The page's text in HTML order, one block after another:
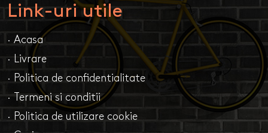
Link-uri utile
· Acasa
· Livrare
· Politica de confidentialitate
· Termeni si conditii
· Politica de utilizare cookie